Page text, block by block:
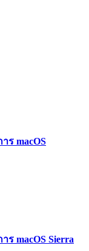
ร macOS
macOS Sierra